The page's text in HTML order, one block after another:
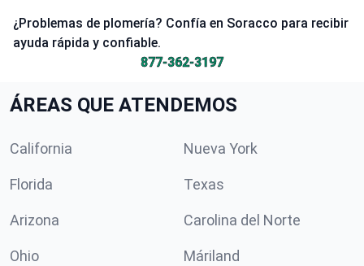
¿Problemas de plomería? Confía en Soracco para recibir
ayuda rápida y confiable.
877-362-3197
ÁREAS QUE ATENDEMOS
California Nueva York
Florida Texas
Arizona Carolina del Norte
Ohio Máriland